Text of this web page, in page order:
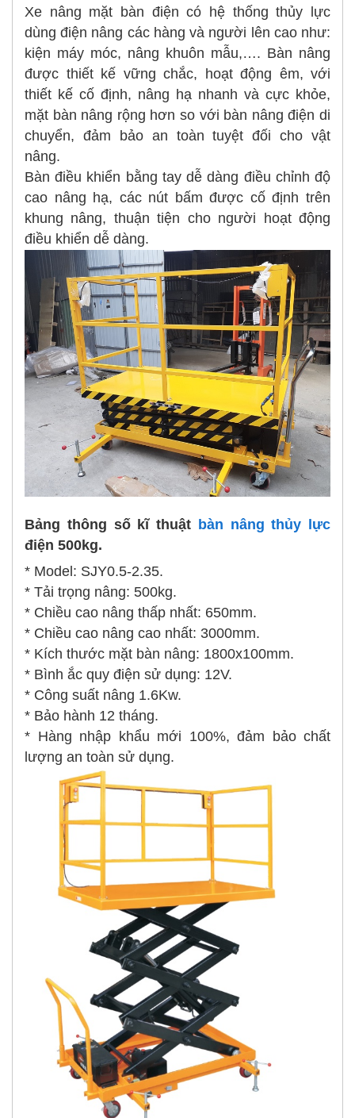
Xe nâng mặt bàn điện có hệ thống thủy lực
dùng điện nâng các hàng và người lên cao như:
kiện máy móc, nâng khuôn mẫu,…. Bàn nâng
được thiết kế vững chắc, hoạt động êm, với
thiết kế cố định, nâng hạ nhanh và cực khỏe,
mặt bàn nâng rộng hơn so với bàn nâng điện di
chuyển, đảm bảo an toàn tuyệt đối cho vật
nâng.
Bàn điều khiển bằng tay dễ dàng điều chỉnh độ
cao nâng hạ, các nút bấm được cố định trên
khung nâng, thuận tiện cho người hoạt động
điều khiển dễ dàng.
Bảng thông số kĩ thuật bàn nâng thủy lực
điện 500kg.
* Model: SJY0.5-2.35.
* Tải trọng nâng: 500kg.
* Chiều cao nâng thấp nhất: 650mm.
* Chiều cao nâng cao nhất: 3000mm.
* Kích thước mặt bàn nâng: 1800x100mm.
* Bình ắc quy điện sử dụng: 12V.
* Công suất nâng 1.6Kw.
* Bảo hành 12 tháng.
* Hàng nhập khẩu mới 100%, đảm bảo chất
lượng an toàn sử dụng.